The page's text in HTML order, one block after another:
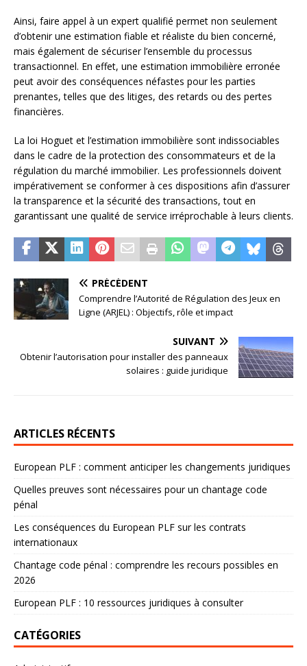
Ainsi, faire appel à un expert qualifié permet non seulement
d’obtenir une estimation fiable et réaliste du bien concerné,
mais également de sécuriser l’ensemble du processus
transactionnel. En effet, une estimation immobilière erronée
peut avoir des conséquences néfastes pour les parties
prenantes, telles que des litiges, des retards ou des pertes
financières.
La loi Hoguet et l’estimation immobilière sont indissociables
dans le cadre de la protection des consommateurs et de la
régulation du marché immobilier. Les professionnels doivent
impérativement se conformer à ces dispositions afin d’assurer
la transparence et la sécurité des transactions, tout en
garantissant une qualité de service irréprochable à leurs clients.
PRÉCÉDENT
Comprendre l’Autorité de Régulation des Jeux en
Ligne (ARJEL) : Objectifs, rôle et impact
SUIVANT
Obtenir l’autorisation pour installer des panneaux
solaires : guide juridique
ARTICLES RÉCENTS
European PLF : comment anticiper les changements juridiques
Quelles preuves sont nécessaires pour un chantage code
pénal
Les conséquences du European PLF sur les contrats
internationaux
Chantage code pénal : comprendre les recours possibles en
2026
European PLF : 10 ressources juridiques à consulter
CATÉGORIES